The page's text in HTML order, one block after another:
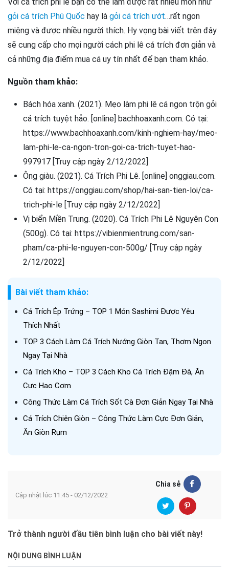
gỏi cá trích Phú Quốc hay là gỏi cá trích ướt…rất ngon
miệng và được nhiều người thích. Hy vọng bài viết trên đây
sẽ cung cấp cho mọi người cách phi lê cá trích đơn giản và
cả những địa điểm mua cá uy tín nhất để bạn tham khảo.
Nguồn tham khảo:
Bách hóa xanh. (2021). Mẹo làm phi lê cá ngon trộn gỏi
cá trích tuyệt hảo. [online] bachhoaxanh.com. Có tại:
https://www.bachhoaxanh.com/kinh-nghiem-hay/meo-
lam-phi-le-ca-ngon-tron-goi-ca-trich-tuyet-hao-
997917 [Truy cập ngày 2/12/2022]
Ông giàu. (2021). Cá Trích Phi Lê. [online] onggiau.com.
Có tại: https://onggiau.com/shop/hai-san-tien-loi/ca-
trich-phi-le [Truy cập ngày 2/12/2022]
Vị biển Miền Trung. (2020). Cá Trích Phi Lê Nguyên Con
(500g). Có tại: https://vibienmientrung.com/san-
pham/ca-phi-le-nguyen-con-500g/ [Truy cập ngày
2/12/2022]
Bài viết tham khảo:
Cá Trích Ép Trứng – TOP 1 Món Sashimi Được Yêu
Thích Nhất
TOP 3 Cách Làm Cá Trích Nướng Giòn Tan, Thơm Ngon
Ngay Tại Nhà
Cá Trích Kho – TOP 3 Cách Kho Cá Trích Đậm Đà, Ăn
Cực Hao Cơm
Công Thức Làm Cá Trích Sốt Cà Đơn Giản Ngay Tại Nhà
Cá Trích Chiên Giòn – Công Thức Làm Cực Đơn Giản,
Ăn Giòn Rụm
Cập nhật lúc 11:45 - 02/12/2022
Chia sẻ
Trở thành người đầu tiên bình luận cho bài viết này!
NỘI DUNG BÌNH LUẬN